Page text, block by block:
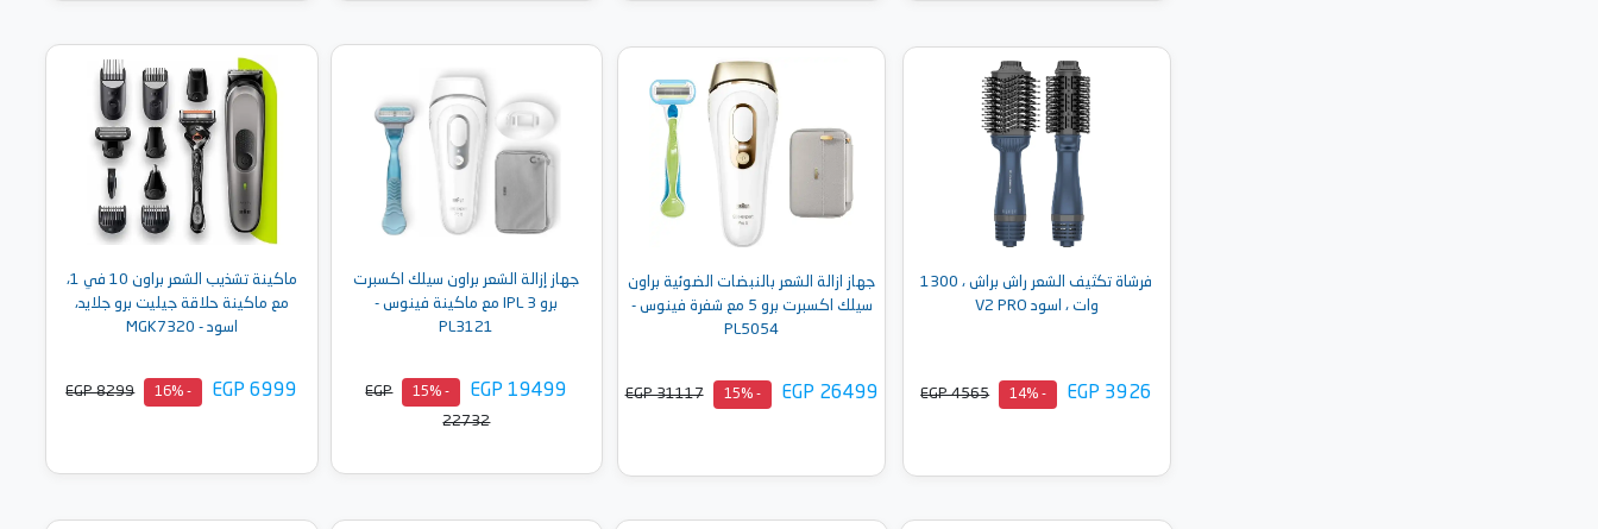
أضف إلى السلة أضف إلى السلة أضف إلى السلة أضف إلى السلة
فرشاة تكثيف الشعر راش براش ، 1300
وات ، اسود V2 PRO
EGP 3926
- 14%
EGP 4565
جهاز ازالة الشعر بالنبضات الضوئية براون
سيلك اكسبرت برو 5 مع شفرة فينوس -
PL5054
EGP 26499
- 15%
EGP 31117
جهاز إزالة الشعر براون سيلك اكسبرت
برو 3 IPL مع ماكينة فينوس -
PL3121
EGP 19499
- 15%
EGP
22732
ماكينة تشذيب الشعر براون 10 في 1،
مع ماكينة حلاقة جيليت برو جلايد،
اسود - MGK7320
EGP 6999
- 16%
EGP 8299